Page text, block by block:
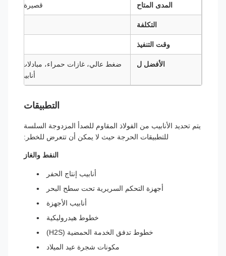
المدى المتاح قصيرة
التكلفة
وقت التنفيذ
الأفضل ل
ضغط عالي، غازات حمراء، مبادلات
أنابيب
التطبيقات
يتم تحديد الأنابيب من الفولاذ المقاوم للصدأ المزدوجة السلسة
للتطبيقات الحرجة حيث لا يمكن أن تتعرض للخطر:
النفط والغاز
أنابيب إنتاج الحفر
أجهزة التحكم السريرية تحت سطح البحر
أنابيب الأجهزة
خطوط هيدروليكية
خطوط تدفق الخدمة الحمضية (H2S)
مكونات شجرة عيد الميلاد